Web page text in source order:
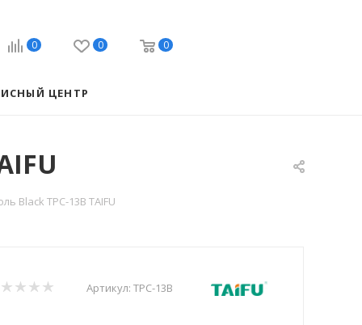
0 0 0
ЦЕНТР
Black TPC-13B TAIFU
Артикул: TPC-13B